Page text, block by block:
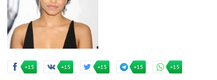
+15 +15 +15 +15 +15